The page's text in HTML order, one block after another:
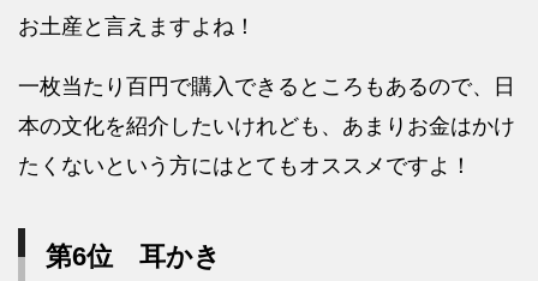
お土産と言えますよね！
一枚当たり百円で購入できるところもあるので、日
本の文化を紹介したいけれども、あまりお金はかけ
たくないという方にはとてもオススメですよ！
第6位 耳かき